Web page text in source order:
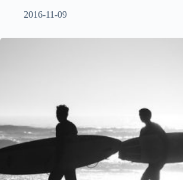
2016-11-09